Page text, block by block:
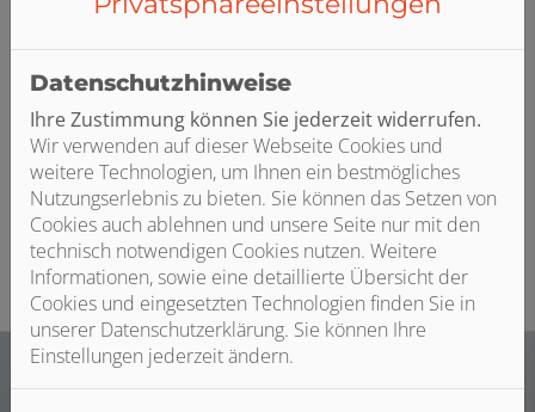
helfen Ihnen dabei, die idealen Fliesen für Ihr Bad zu
finden. Gemeinsam erörtern wir, wie Ihr Traumbad
aussehen soll. Basierend darauf präsentieren wir Ihnen
eine Auswahl an Fliesen aus verschiedenen Materialien,
die perfekt zu Ihren Vorstellungen und dem Rest Ihres
Bads passen. Bei einem kompletten Neubau achten wir
von Anfang an darauf, dass Fliesen, Armaturen und
Keramik perfekt zusammenpassen.
Datenschutzhinweise
Ihre Zustimmung können Sie jederzeit widerrufen.
Wir verwenden auf dieser Webseite Cookies und
weitere Technologien, um Ihnen ein bestmögliches
Nutzungserlebnis zu bieten. Sie können das Setzen von
Cookies auch ablehnen und unsere Seite nur mit den
technisch notwendigen Cookies nutzen. Weitere
Informationen, sowie eine detaillierte Übersicht der
Cookies und eingesetzten Technologien finden Sie in
unserer Datenschutzerklärung. Sie können Ihre
Einstellungen jederzeit ändern.